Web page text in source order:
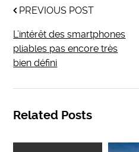
PREVIOUS POST
L’intérêt des smartphones
pliables pas encore très
bien défini
Related Posts